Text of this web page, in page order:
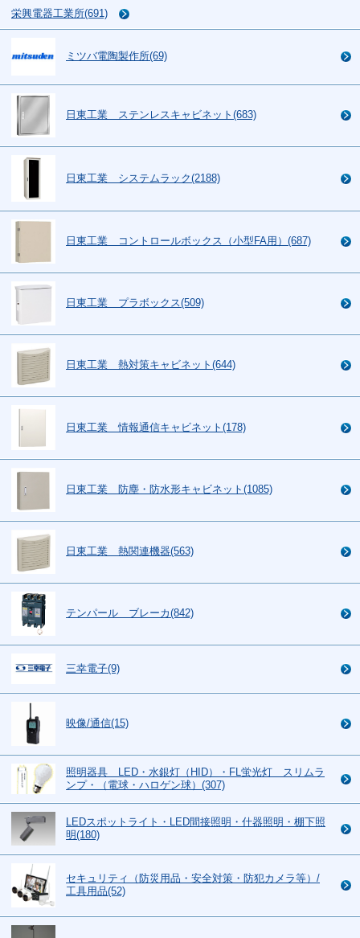
栄興電器工業所(691)
ミツバ電陶製作所(69)
日東工業 ステンレスキャビネット(683)
日東工業 システムラック(2188)
日東工業 コントロールボックス（小型FA用）(687)
日東工業 プラボックス(509)
日東工業 熱対策キャビネット(644)
日東工業 情報通信キャビネット(178)
日東工業 防塵・防水形キャビネット(1085)
日東工業 熱関連機器(563)
テンパール ブレーカ(842)
三幸電子(9)
映像/通信(15)
照明器具 LED・水銀灯（HID）・FL蛍光灯 スリムラ
ンプ・（電球・ハロゲン球）(307)
LEDスポットライト・LED間接照明・什器照明・棚下照
明(180)
セキュリティ（防災用品・安全対策・防犯カメラ等）/
工具用品(52)